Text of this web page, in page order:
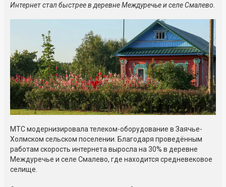
Интернет стал быстрее в деревне Междуречье и селе Смалево.
МТС модернизировала телеком-оборудование в Заячье-
Холмском сельском поселении. Благодаря проведённым
работам скорость интернета выросла на 30% в деревне
Междуречье и селе Смалево, где находится средневековое
селище.